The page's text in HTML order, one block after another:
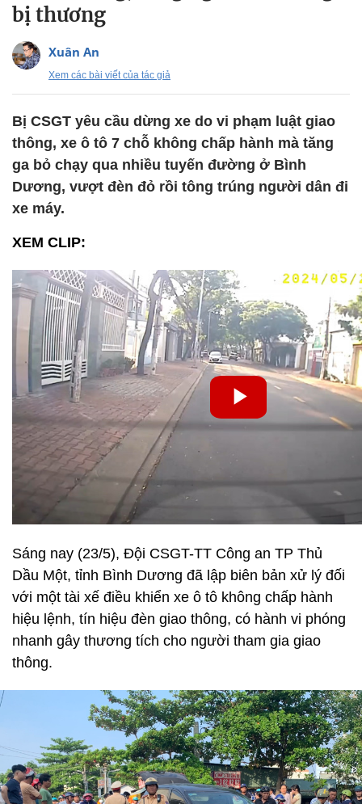
bị thương
Xuân An
Xem các bài viết của tác giả
Bị CSGT yêu cầu dừng xe do vi phạm luật giao
thông, xe ô tô 7 chỗ không chấp hành mà tăng
ga bỏ chạy qua nhiều tuyến đường ở Bình
Dương, vượt đèn đỏ rồi tông trúng người dân đi
xe máy.
XEM CLIP:
Sáng nay (23/5), Đội CSGT-TT Công an TP Thủ
Dầu Một, tỉnh Bình Dương đã lập biên bản xử lý đối
với một tài xế điều khiển xe ô tô không chấp hành
hiệu lệnh, tín hiệu đèn giao thông, có hành vi phóng
nhanh gây thương tích cho người tham gia giao
thông.